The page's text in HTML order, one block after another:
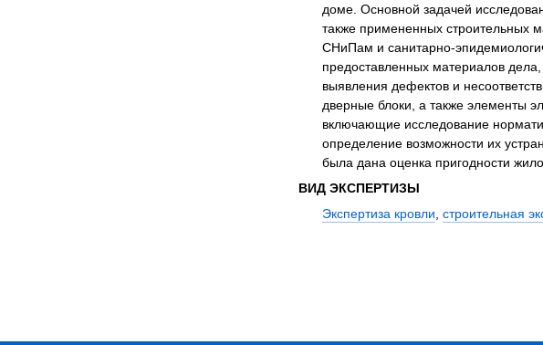
доме. Основной задачей
также примененных строительных
СНиПам и санитарно-
предоставленных материалов
выявления дефектов и
дверные блоки, а также элементы
включающие исследование
определение возможности их
была дана оценка пригодности
ВИД ЭКСПЕРТИЗЫ
Экспертиза кровли, строительная